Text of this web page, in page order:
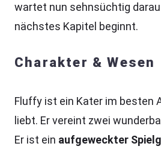
wartet nun sehnsüchtig
nächstes Kapitel beginnt.
Charakter & Wesen
Fluffy ist ein Kater im besten
liebt. Er vereint zwei
Er ist ein aufgeweckter